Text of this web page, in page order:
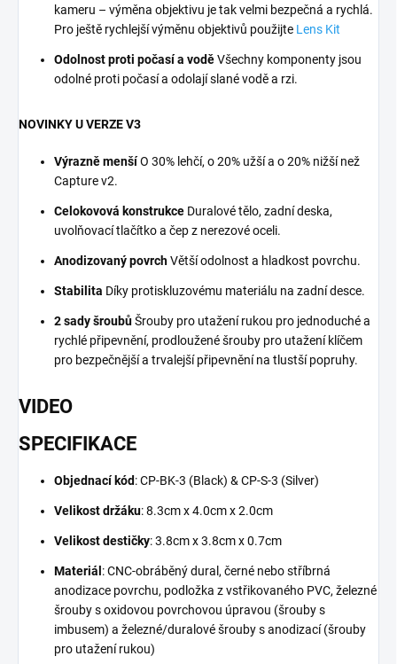
kameru – výměna objektivu je tak velmi bezpečná a rychlá.
Pro ještě rychlejší výměnu objektivů použijte Lens Kit
Odolnost proti počasí a voděVšechny komponenty jsou
odolné proti počasí a odolají slané vodě a rzi.
NOVINKY U VERZE V3
Výrazně menšíO 30% lehčí, o 20% užší a o 20% nižší než
Capture v2.
Celokovová konstrukce Duralové tělo, zadní deska,
uvolňovací tlačítko a čep z nerezové oceli.
Anodizovaný povrchVětší odolnost a hladkost povrchu.
Stabilita Díky protiskluzovému materiálu na zadní desce.
2 sady šroubůŠrouby pro utažení rukou pro jednoduché a
rychlé připevnění, prodloužené šrouby pro utažení klíčem
pro bezpečnější a trvalejší připevnění na tlustší popruhy.
VIDEO
SPECIFIKACE
Objednací kód: CP-BK-3 (Black) & CP-S-3 (Silver)
Velikost držáku: 8.3cm x 4.0cm x 2.0cm
Velikost destičky: 3.8cm x 3.8cm x 0.7cm
Materiál : CNC-obráběný dural, černé nebo stříbrná
anodizace povrchu, podložka z vstřikovaného PVC, železné
šrouby s oxidovou povrchovou úpravou (šrouby s
imbusem) a železné/duralové šrouby s anodizací (šrouby
pro utažení rukou)